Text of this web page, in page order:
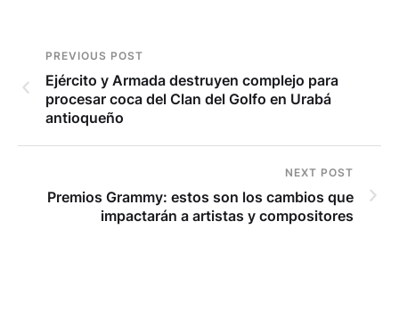
PREVIOUS POST
Ejército y Armada destruyen complejo para
procesar coca del Clan del Golfo en Urabá
antioqueño
NEXT POST
Premios Grammy: estos son los cambios que
impactarán a artistas y compositores